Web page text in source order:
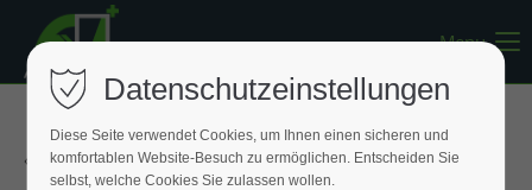
Register
Support
Lorem ipsum dolor sit amet:
Menu
« Zurück zur Übersicht
Datenschutzeinstellungen
Diese Seite verwendet Cookies, um Ihnen einen sicheren und
komfortablen Website-Besuch zu ermöglichen. Entscheiden Sie
selbst, welche Cookies Sie zulassen wollen.